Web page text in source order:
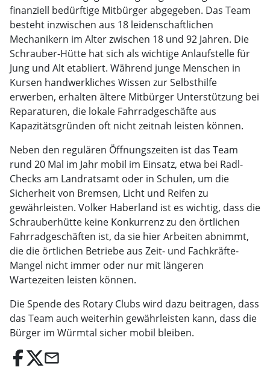
finanziell bedürftige Mitbürger abgegeben. Das Team
besteht inzwischen aus 18 leidenschaftlichen
Mechanikern im Alter zwischen 18 und 92 Jahren. Die
Schrauber-Hütte hat sich als wichtige Anlaufstelle für
Jung und Alt etabliert. Während junge Menschen in
Kursen handwerkliches Wissen zur Selbsthilfe
erwerben, erhalten ältere Mitbürger Unterstützung bei
Reparaturen, die lokale Fahrradgeschäfte aus
Kapazitätsgründen oft nicht zeitnah leisten können.
Neben den regulären Öffnungszeiten ist das Team
rund 20 Mal im Jahr mobil im Einsatz, etwa bei Radl-
Checks am Landratsamt oder in Schulen, um die
Sicherheit von Bremsen, Licht und Reifen zu
gewährleisten. Volker Haberland ist es wichtig, dass die
Schrauberhütte keine Konkurrenz zu den örtlichen
Fahrradgeschäften ist, da sie hier Arbeiten abnimmt,
die die örtlichen Betriebe aus Zeit- und Fachkräfte-
Mangel nicht immer oder nur mit längeren
Wartezeiten leisten können.
Die Spende des Rotary Clubs wird dazu beitragen, dass
das Team auch weiterhin gewährleisten kann, dass die
Bürger im Würmtal sicher mobil bleiben.
email